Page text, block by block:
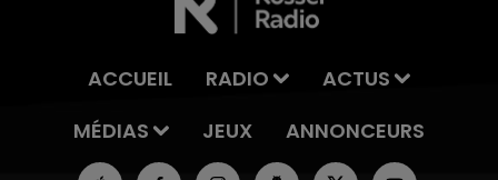
ACCUEIL RADIO
ACTUS
MÉDIAS
JEUX ANNONCEURS